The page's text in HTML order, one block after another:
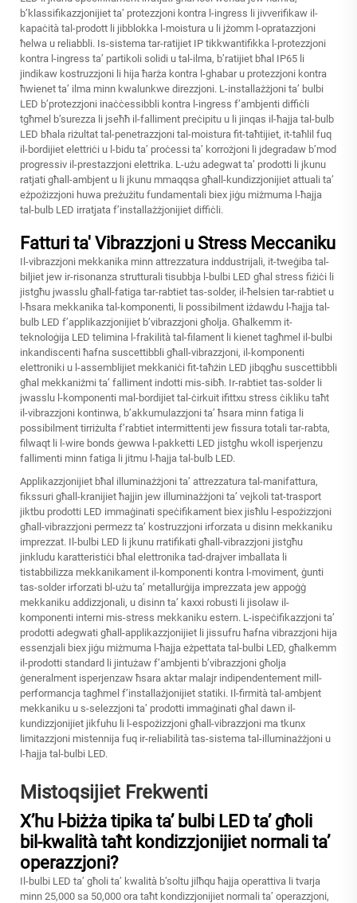
b’klassifikazzjonijiet ta’ protezzjoni kontra l-ingress li jivverifikaw il-
kapaċità tal-prodott li jibblokka l-moistura u li jżomm l-opratazzjoni
ħelwa u reliabbli. Is-sistema tar-ratijiet IP tikkwantifikka l-protezzjoni
kontra l-ingress ta’ partikoli solidi u tal-ilma, b’ratijiet bħal IP65 li
jindikaw kostruzzjoni li hija ħarża kontra l-ghabar u protezzjoni kontra
ħwienet ta’ ilma minn kwalunkwe direzzjoni. L-installażżjoni ta’ bulbi
LED b’protezzjoni inaċċessibbli kontra l-ingress f’ambjenti diffiċli
tgħmel b’surezza li jseħħ il-falliment preċipitu u li jinqas il-ħajja tal-bulb
LED bħala riżultat tal-penetrazzjoni tal-moistura fit-taħtijiet, it-taħlil fuq
il-bordijiet elettriċi u l-bidu ta’ proċessi ta’ korrożjoni li jdegradaw b’mod
progressiv il-prestazzjoni elettrika. L-użu adegwat ta’ prodotti li jkunu
ratjati għall-ambjent u li jkunu mmaqqsa għall-kundizzjonijiet attuali ta’
eżpożizzjoni huwa preżużitu fundamentali biex jiġu miżmuma l-ħajja
tal-bulb LED irratjata f’installażżjonijiet diffiċli.
Fatturi ta' Vibrazzjoni u Stress Meccaniku
Il-vibrazzjoni mekkanika minn attrezzatura inddustrijali, it-tweġiba tal-
biljiet jew ir-risonanza strutturali tisubbja l-bulbi LED għal stress fiżiċi li
jistgħu jwasslu għall-fatiga tar-rabtiet tas-solder, il-ħelsien tar-rabtiet u
l-ħsara mekkanika tal-komponenti, li possibilment iżdawdu l-ħajja tal-
bulb LED f’applikazzjonijiet b’vibrazzjoni għolja. Għalkemm it-
teknoloġija LED telimina l-frakilità tal-filament li kienet tagħmel il-bulbi
inkandiscenti ħafna suscettibbli għall-vibrazzjoni, il-komponenti
elettroniki u l-assemblijiet mekkaniċi fit-taħżin LED jibqgħu suscettibbli
għal mekkaniżmi ta’ falliment indotti mis-sibħ. Ir-rabtiet tas-solder li
jwasslu l-komponenti mal-bordijiet tal-ċirkuit ifittxu stress ċikliku taħt
il-vibrazzjoni kontinwa, b’akkumulazzjoni ta’ ħsara minn fatiga li
possibilment tirriżulta f’rabtiet intermittenti jew fissura totali tar-rabta,
filwaqt li l-wire bonds ġewwa l-pakketti LED jistgħu wkoll isperjenzu
fallimenti minn fatiga li jitmu l-ħajja tal-bulb LED.
Applikazzjonijiet bħal illuminażżjoni ta’ attrezzatura tal-manifattura,
fikssuri għall-kranijiet ħajjin jew illuminażżjoni ta’ vejkoli tat-trasport
jiktbu prodotti LED immaġinati speċifikament biex jisħlu l-espożizzjoni
għall-vibrazzjoni permezz ta’ kostruzzjoni irforzata u disinn mekkaniku
imprezzat. Il-bulbi LED li jkunu rratifikati għall-vibrazzjoni jistgħu
jinkludu karatteristiċi bħal elettronika tad-drajver imballata li
tistabbilizza mekkanikament il-komponenti kontra l-moviment, ġunti
tas-solder irforzati bl-użu ta’ metallurġija imprezzata jew appoġġ
mekkaniku addizzjonali, u disinn ta’ kaxxi robusti li jisolaw il-
komponenti interni mis-stress mekkaniku estern. L-ispeċifikazzjoni ta’
prodotti adegwati għall-applikazzjonijiet li jissufru ħafna vibrazzjoni hija
essenzjali biex jiġu miżmuma l-ħajja eżpettata tal-bulbi LED, għalkemm
il-prodotti standard li jintużaw f’ambjenti b’vibrazzjoni għolja
ġeneralment isperjenzaw ħsara aktar malajr indipendentement mill-
performancja tagħmel f’installażjonijiet statiki. Il-firmità tal-ambjent
mekkaniku u s-selezzjoni ta’ prodotti immaġinati għal dawn il-
kundizzjonijiet jikfuhu li l-espożizzjoni għall-vibrazzjoni ma tkunx
limitazzjoni mistennija fuq ir-reliabilità tas-sistema tal-illuminażżjoni u
l-ħajja tal-bulbi LED.
Mistoqsijiet Frekwenti
X’hu l-biżża tipika ta’ bulbi LED ta’ għoli
bil-kwalità taħt kondizzjonijiet normali ta’
operazzjoni?
Il-bulbi LED ta’ għoli ta’ kwalità b’soltu jilħqu ħajja operattiva li tvarja
minn 25,000 sa 50,000 ora taħt kondizzjonijiet normali ta’ operazzjoni,